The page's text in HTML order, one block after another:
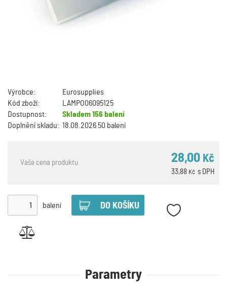
Výrobce:
Eurosupplies
Kód zboží:
LAMPO06095125
Dostupnost:
Skladem156 balení
Doplnění skladu: 18.08.2026 50 balení
Vaše cena produktu 28,00 Kč
s DPH
33,88 Kč
balení
Parametry